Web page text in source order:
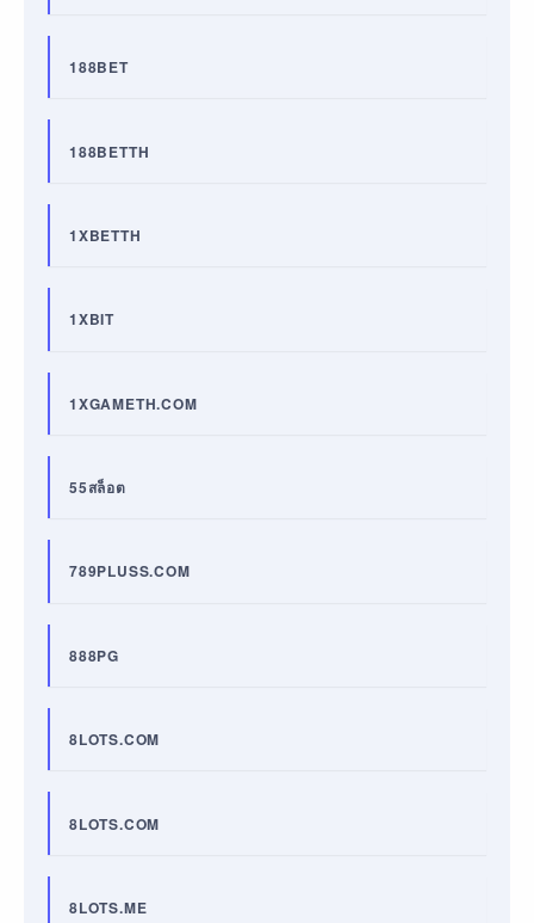
188BET
188BETTH
1XBETTH
1XBIT
1XGAMETH.COM
55สล็อต
789PLUSS.COM
888PG
8LOTS.COM
8LOTS.COM
8LOTS.ME